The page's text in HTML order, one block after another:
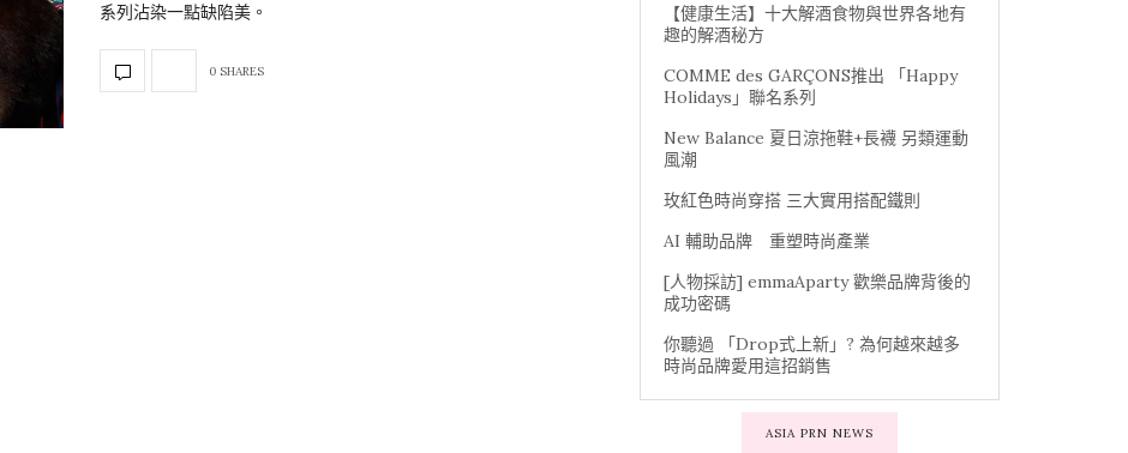
系列沾染一點缺陷美。
0 SHARES
【健康生活】十大解酒食物與世界各地有
趣的解酒秘方
COMME des GARÇONS推出 「Happy
Holidays」聯名系列
New Balance 夏日涼拖鞋+長襪 另類運動
風潮
玫紅色時尚穿搭 三大實用搭配鐵則
AI 輔助品牌 重塑時尚產業
[人物採訪] emmaAparty 歡樂品牌背後的
成功密碼
你聽過 「Drop式上新」? 為何越來越多
時尚品牌愛用這招銷售
ASIA PRN NEWS